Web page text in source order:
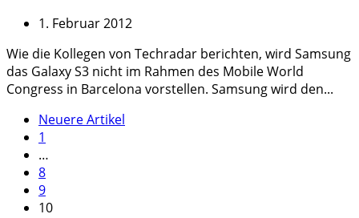
1. Februar 2012
Wie die Kollegen von Techradar berichten, wird Samsung
das Galaxy S3 nicht im Rahmen des Mobile World
Congress in Barcelona vorstellen. Samsung wird den...
Seitennummerierung
der
Beiträge
Neuere Artikel
1
…
8
9
10